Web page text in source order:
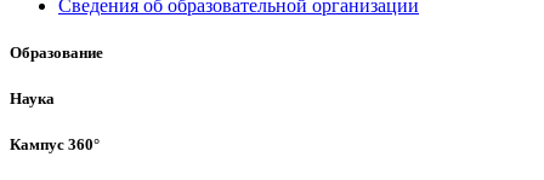
Сведения об образовательной организации
Образование
Наука
Кампус 360°